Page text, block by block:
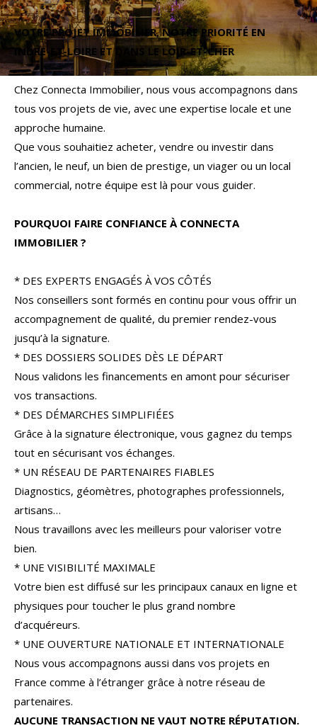
VOTRE PROJET IMMOBILIER, NOTRE PRIORITÉ EN
INDRE-ET-LOIRE ET DANS LE LOIR-ET-CHER
Chez Connecta Immobilier, nous vous accompagnons dans
tous vos projets de vie, avec une expertise locale et une
approche humaine.
Que vous souhaitiez acheter, vendre ou investir dans
l’ancien, le neuf, un bien de prestige, un viager ou un local
commercial, notre équipe est là pour vous guider.
POURQUOI FAIRE CONFIANCE À CONNECTA
IMMOBILIER ?
* DES EXPERTS ENGAGÉS À VOS CÔTÉS
Nos conseillers sont formés en continu pour vous offrir un
accompagnement de qualité, du premier rendez-vous
jusqu’à la signature.
* DES DOSSIERS SOLIDES DÈS LE DÉPART
Nous validons les financements en amont pour sécuriser
vos transactions.
* DES DÉMARCHES SIMPLIFIÉES
Grâce à la signature électronique, vous gagnez du temps
tout en sécurisant vos échanges.
* UN RÉSEAU DE PARTENAIRES FIABLES
Diagnostics, géomètres, photographes professionnels,
artisans…
Nous travaillons avec les meilleurs pour valoriser votre
bien.
* UNE VISIBILITÉ MAXIMALE
Votre bien est diffusé sur les principaux canaux en ligne et
physiques pour toucher le plus grand nombre
d’acquéreurs.
* UNE OUVERTURE NATIONALE ET INTERNATIONALE
Nous vous accompagnons aussi dans vos projets en
France comme à l’étranger grâce à notre réseau de
partenaires.
AUCUNE TRANSACTION NE VAUT NOTRE RÉPUTATION.
Budget
Budget
Surface
Surface
Pièces
Pièces
Référence
AFFINER LES CRITÈRES
FILTRER PAR
COUPS DE COEUR
NOUVEAUTÉS
RECHERCHER